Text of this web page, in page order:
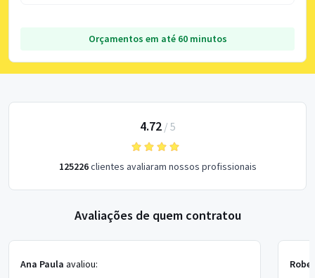
Orçamentos em até 60 minutos
4.72/ 5
125226clientes avaliaram nossos profissionais
Avaliações de quem contratou
Ana Paula avaliou: